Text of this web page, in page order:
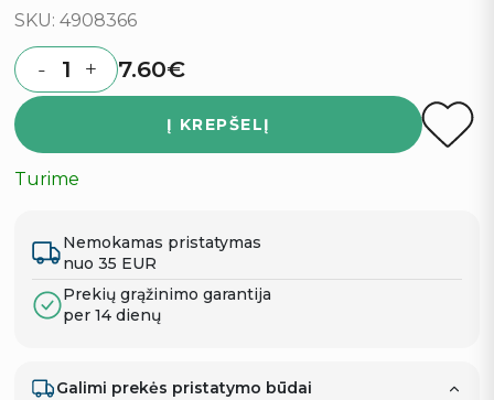
SKU: 4908366
Quantity
- + 7.60€
Į KREPŠELĮ
Turime
Nemokamas pristatymas
nuo 35 EUR
Prekių grąžinimo garantija
per 14 dienų
Galimi prekės pristatymo būdai